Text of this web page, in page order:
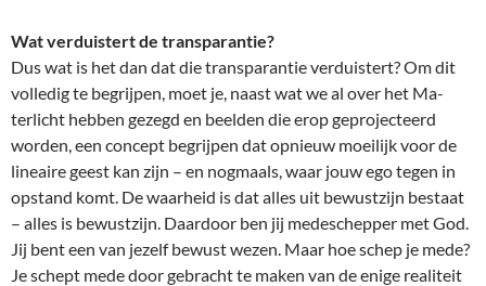
Wat verduistert de transparantie?
Dus wat is het dan dat die transparantie verduistert? Om dit
volledig te begrijpen, moet je, naast wat we al over het Ma-
terlicht hebben gezegd en beelden die erop geprojecteerd
worden, een concept begrijpen dat opnieuw moeilijk voor de
lineaire geest kan zijn – en nogmaals, waar jouw ego tegen in
opstand komt. De waarheid is dat alles uit bewustzijn bestaat
– alles is bewustzijn. Daardoor ben jij medeschepper met God.
Jij bent een van jezelf bewust wezen. Maar hoe schep je mede?
Je schept mede door gebracht te maken van de enige realiteit